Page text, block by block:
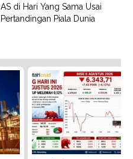
AS di Hari Yang Sama Usai
Pertandingan Piala Dunia